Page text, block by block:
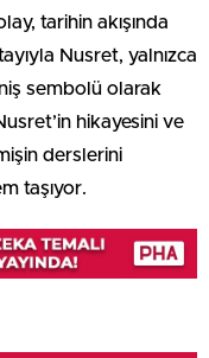
tarihin akışında
Nusret, yalnızca
sembolü olarak
hikayesini ve
derslerini
taşıyor.